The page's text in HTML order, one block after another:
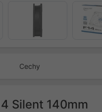
Cechy
Silent 140mm